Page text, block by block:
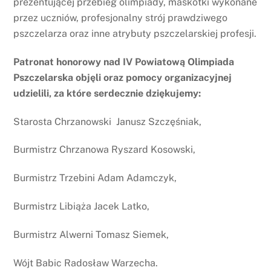
przez uczniów, profesjonalny strój prawdziwego
pszczelarza oraz inne atrybuty pszczelarskiej profesji.
Patronat honorowy nad IV Powiatową Olimpiada
Pszczelarska objęli oraz pomocy organizacyjnej
udzielili, za które serdecznie dziękujemy:
Starosta Chrzanowski Janusz Szczęśniak,
Burmistrz Chrzanowa Ryszard Kosowski,
Burmistrz Trzebini Adam Adamczyk,
Burmistrz Libiąża Jacek Latko,
Burmistrz Alwerni Tomasz Siemek,
Wójt Babic Radosław Warzecha.